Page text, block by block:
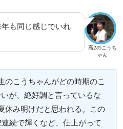
高2のこうち
ゃん
も同じ感じでいれ
のこうちゃんがどの時期のこ
が、絶好調と言っているな
休み明けだと思われる。この
続で輝くなど、仕上がって